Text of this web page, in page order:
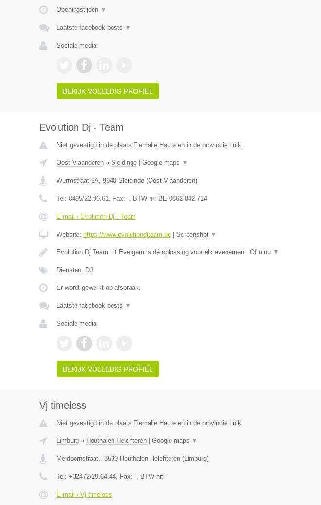
Openingstijden ▼
Laatste facebook posts ▼
Sociale media:
BEKIJK VOLLEDIG PROFIEL
Evolution Dj - Team
Niet gevestigd in de plaats Flemalle Haute en in de provincie Luik.
Oost-Vlaanderen» Sleidinge| Google maps ▼
Wurmstraat 9A, 9940 Sleidinge(Oost-Vlaanderen)
Tel: 0495/22.96.61, Fax: -, BTW-nr: BE 0862 842 714
E-mail › Evolution Dj - Team
Website: https://www.evolutiondjteam.be| Screenshot ▼
Evolution Dj Team uit Evergem is dé oplossing voor elk evenement. Of u nu ▼
Diensten: DJ
Er wordt gewerkt op afspraak.
Laatste facebook posts ▼
Sociale media:
BEKIJK VOLLEDIG PROFIEL
Vj timeless
Niet gevestigd in de plaats Flemalle Haute en in de provincie Luik.
Limburg» Houthalen Helchteren| Google maps ▼
Meidoornstraat,, 3530 Houthalen Helchteren(Limburg)
Tel: +32472/29.64.44, Fax: -, BTW-nr: -
E-mail › Vj timeless